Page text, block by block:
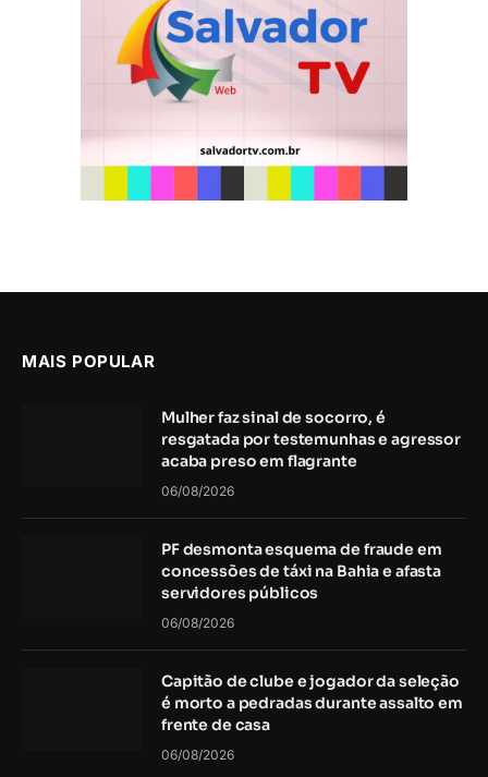
MAIS POPULAR
Mulher faz sinal de socorro, é
resgatada por testemunhas e agressor
acaba preso em flagrante
06/08/2026
PF desmonta esquema de fraude em
concessões de táxi na Bahia e afasta
servidores públicos
06/08/2026
Capitão de clube e jogador da seleção
é morto a pedradas durante assalto em
frente de casa
06/08/2026